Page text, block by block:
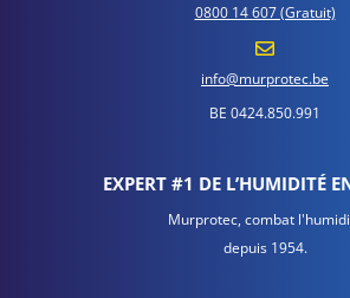
0800 14 607 (Gratuit)
info@murprotec.be
BE 0424.850.991
EXPERT #1 DE L’HUMIDITÉ
Murprotec, combat
depuis 1954.